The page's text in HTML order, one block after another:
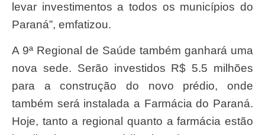
levar investimentos a todos os municípios do
Paraná”, emfatizou.
A 9ª Regional de Saúde também ganhará uma
nova sede. Serão investidos R$ 5.5 milhões
para a construção do novo prédio, onde
também será instalada a Farmácia do Paraná.
Hoje, tanto a regional quanto a farmácia estão